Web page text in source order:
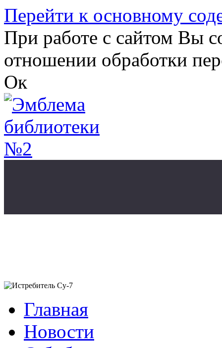
Перейти к основному
При работе с сайтом Вы
отношении обработки
Ок
Главная
Новости